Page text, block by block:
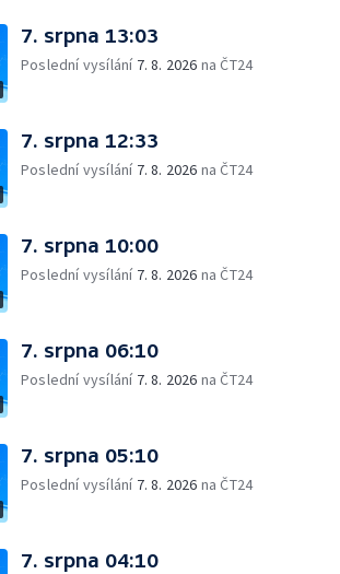
7. srpna 13:03
Poslední vysílání 7. 8. 2026 na ČT24
7. srpna 12:33
Poslední vysílání 7. 8. 2026 na ČT24
7. srpna 10:00
Poslední vysílání 7. 8. 2026 na ČT24
7. srpna 06:10
Poslední vysílání 7. 8. 2026 na ČT24
7. srpna 05:10
Poslední vysílání 7. 8. 2026 na ČT24
7. srpna 04:10